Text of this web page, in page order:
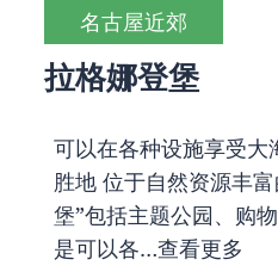
名古屋近郊
拉格娜登堡
可以在各种设施享受大
胜地 位于自然资源丰
堡”包括主题公园、购
是可以各…查看更多